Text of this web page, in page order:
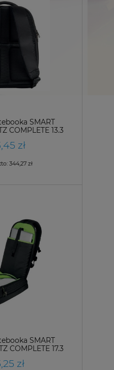
SMART
COMPLETE 13.3
zł
344,27 zł
SMART
COMPLETE 17.3
zł